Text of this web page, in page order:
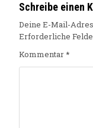
Schreibe einen
Deine E-Mail-
Erforderliche
Kommentar*